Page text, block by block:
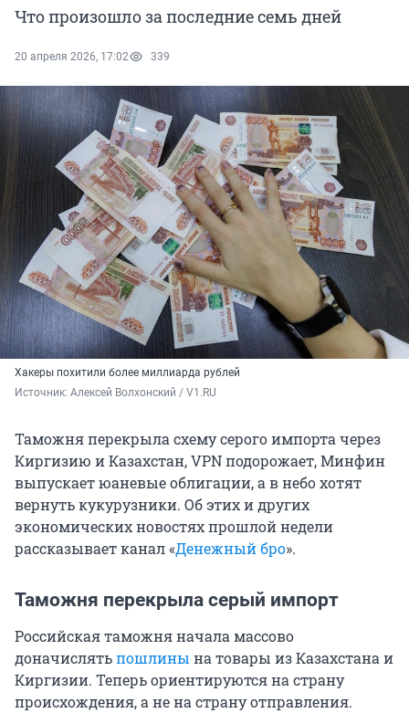
Что произошло за последние семь дней
20 апреля 2026, 17:02 339
Хакеры похитили более миллиарда рублей
Источник: Алексей Волхонский / V1.RU
Таможня перекрыла схему серого импорта через
Киргизию и Казахстан, VPN подорожает, Минфин
выпускает юаневые облигации, а в небо хотят
вернуть кукурузники. Об этих и других
экономических новостях прошлой недели
рассказывает канал «Денежный бро».
Таможня перекрыла серый импорт
Российская таможня начала массово
доначислятьпошлины на товары из Казахстана и
Киргизии. Теперь ориентируются на страну
происхождения, а не на страну отправления.